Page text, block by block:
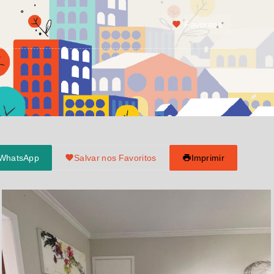
Favoritos
Salvar nos Favoritos Imprimir